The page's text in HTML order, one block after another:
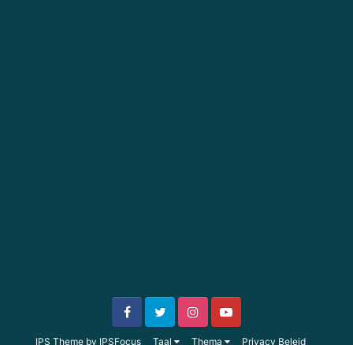
IPS Theme by IPSFocus Taal Thema Privacy Beleid